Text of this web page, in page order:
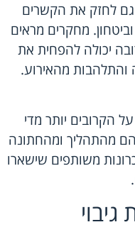
לחזק את הקשרים
מחקרים מראים
יכולה להפחית את
מהאירוע.
הקרובים יותר מדי
מהתהליך ומהחתונה
משותפים שישארו